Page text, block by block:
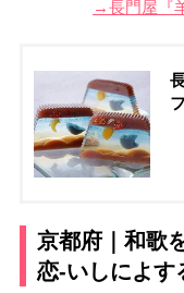
→長門屋『
京都府｜和歌
恋-いしによす